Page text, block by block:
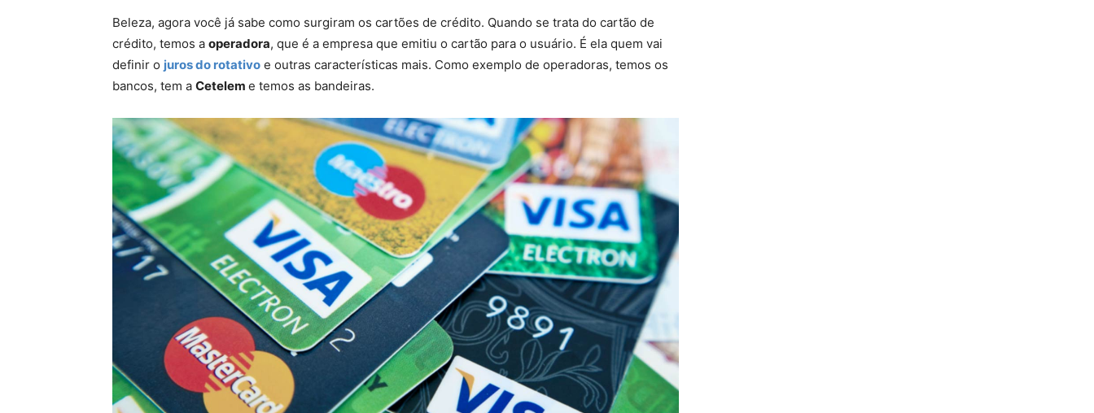
Beleza, agora você já sabe como surgiram os cartões de crédito. Quando se trata do cartão de
crédito, temos a operadora, que é a empresa que emitiu o cartão para o usuário. É ela quem vai
definir o juros do rotativo e outras características mais. Como exemplo de operadoras, temos os
bancos, tem a Cetelem e temos as bandeiras.